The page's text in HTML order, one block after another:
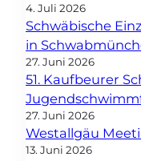
4. Juli 2026
Schwäbische
in
27. Juni 2026
51. Kaufbeurer
27. Juni 2026
Westallgäu
13. Juni 2026